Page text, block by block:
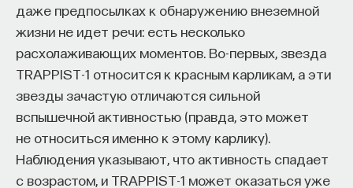
даже предпосылках к обнаружению внеземной
жизни не идет речи: есть несколько
расхолаживающих моментов. Во-первых, звезда
TRAPPIST-1 относится к красным карликам, а эти
звезды зачастую отличаются сильной
вспышечной активностью (правда, это может
не относиться именно к этому карлику).
Наблюдения указывают, что активность спадает
с возрастом, и TRAPPIST-1 может оказаться уже